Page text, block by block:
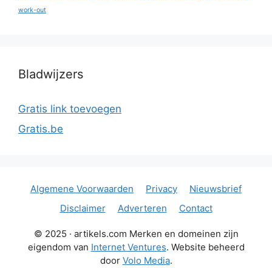
work-out
Bladwijzers
Gratis link toevoegen
Gratis.be
Algemene Voorwaarden Privacy
Nieuwsbrief
Disclaimer
Adverteren Contact
© 2025 · artikels.com Merken en domeinen zijn
eigendom van Internet Ventures. Website beheerd
door Volo Media.